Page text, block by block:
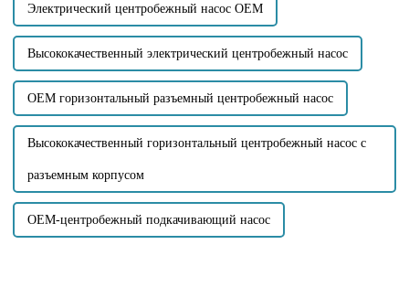
Электрический центробежный насос OEM
Высококачественный электрический центробежный насос
OEM горизонтальный разъемный центробежный насос
Высококачественный горизонтальный центробежный насос с
разъемным корпусом
OEM-центробежный подкачивающий насос